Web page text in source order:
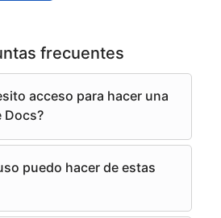
frecuentes
acceso para hacer una
Docs?
puedo hacer de estas